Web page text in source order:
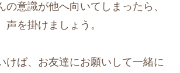
の意識が他へ向いてしまったら、
声を掛けましょう。
けば、お友達にお願いして一緒に